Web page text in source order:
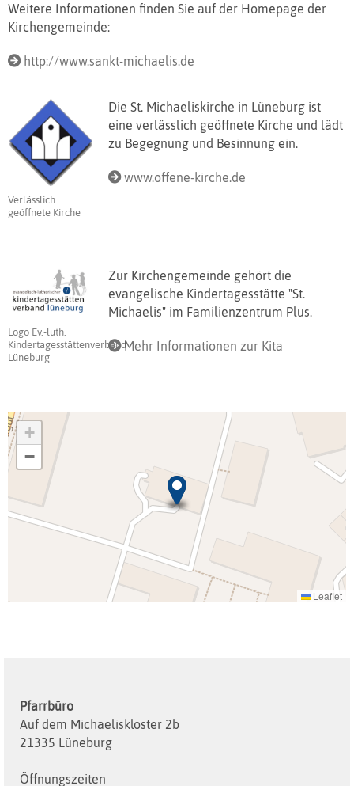
Weitere Informationen finden Sie auf der Homepage der
Kirchengemeinde:
http://www.sankt-michaelis.de
Verlässlich
geöffnete Kirche
Die St. Michaeliskirche in Lüneburg ist
eine verlässlich geöffnete Kirche und lädt
zu Begegnung und Besinnung ein.
www.offene-kirche.de
Logo Ev.-luth.
Kindertagesstättenverband
Lüneburg
Zur Kirchengemeinde gehört die
evangelische Kindertagesstätte "St.
Michaelis" im Familienzentrum Plus.
Mehr Informationen zur Kita
+
−
Leaflet
Pfarrbüro
Auf dem Michaeliskloster 2b
21335 Lüneburg
Öffnungszeiten